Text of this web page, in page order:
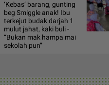
‘Kebas’ barang, gunting
beg Smiggle anak! Ibu
terkejut budak darjah 1
mulut jahat, kaki buli -
“Bukan mak hampa mai
sekolah pun”